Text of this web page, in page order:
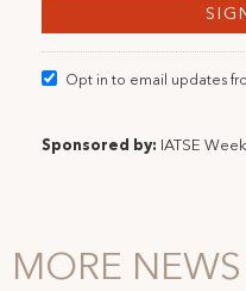
Opt in to email updates
Sponsored by: IATSE
MORE NEWS